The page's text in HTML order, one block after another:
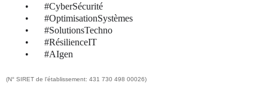
•
#CyberSécurité
•
#OptimisationSystèmes
•
#SolutionsTechno
•
#RésilienceIT
•
#AIgen
(N° SIRET de l’établissement: 431 730 498 00026)